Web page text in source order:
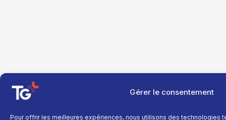
Gérer le consentement
Pour offrir les meilleures expériences, nous utilisons des technologies